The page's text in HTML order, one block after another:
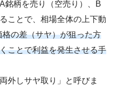
銘柄を売り（空売り）、B
ことで、相場全体の上下動
の差（サヤ）が狙った方
ことで利益を発生させる手
外しサヤ取り」と呼びま